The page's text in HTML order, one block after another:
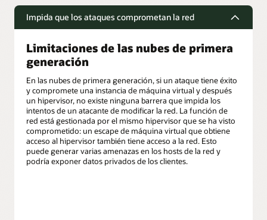
Impida que los ataques comprometan la red
Limitaciones de las nubes de primera
generación
En las nubes de primera generación, si un ataque tiene éxito
y compromete una instancia de máquina virtual y después
un hipervisor, no existe ninguna barrera que impida los
intentos de un atacante de modificar la red. La función de
red está gestionada por el mismo hipervisor que se ha visto
comprometido: un escape de máquina virtual que obtiene
acceso al hipervisor también tiene acceso a la red. Esto
puede generar varias amenazas en los hosts de la red y
podría exponer datos privados de los clientes.